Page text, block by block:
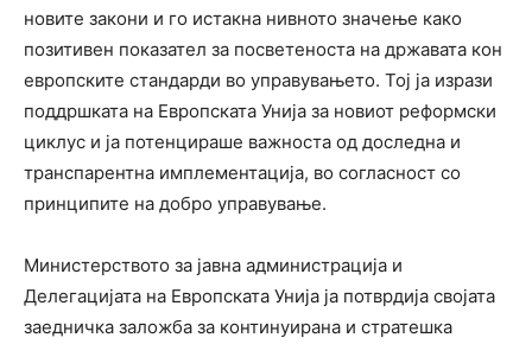
новите закони и го истакна нивното значење како
позитивен показател за посветеноста на државата кон
европските стандарди во управувањето. Тој ја изрази
поддршката на Европската Унија за новиот реформски
циклус и ја потенцираше важноста од доследна и
транспарентна имплементација, во согласност со
принципите на добро управување.
Министерството за јавна администрација и
Делегацијата на Европската Унија ја потврдија својата
заедничка заложба за континуирана и стратешка